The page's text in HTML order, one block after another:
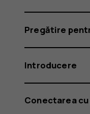
Pregătire
Introducere
Conectarea